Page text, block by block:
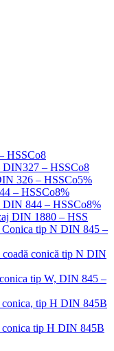
HSSCo8
DIN327 – HSSCo8
326 – HSSCo5%
– HSSCo8%
844 – HSSCo8%
DIN 1880 – HSS
Conica tip N DIN 845 –
conică tip N DIN
tip W, DIN 845 –
conica, tip H DIN 845B
conica tip H DIN 845B